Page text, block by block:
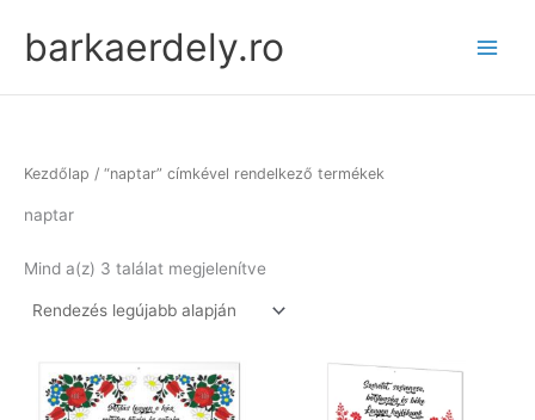
contentbarkaerdely.ro
Kezdőlap / “naptar” címkével rendelkező termékek
naptar
Mind a(z) 3 találat megjelenítve